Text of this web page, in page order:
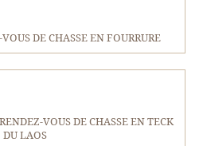
DE CHASSE EN FOURRURE
VOUS DE CHASSE EN TECK
DU LAOS